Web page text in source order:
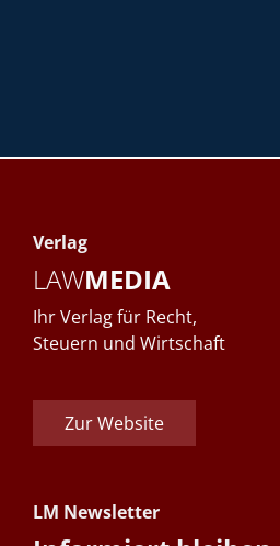
Verlag
LAWMEDIA
Ihr Verlag für Recht,
Steuern und Wirtschaft
Zur Website
LM Newsletter